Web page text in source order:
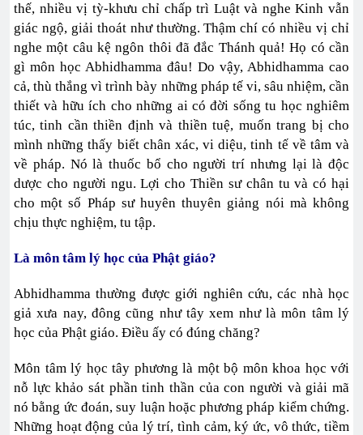
thế, nhiều vị tỳ-khưu chỉ chấp trì Luật và nghe Kinh vẫn
giác ngộ, giải thoát như thường. Thậm chí có nhiều vị chỉ
nghe một câu kệ ngôn thôi đã đắc Thánh quả! Họ có cần
gì môn học Abhidhamma đâu! Do vậy, Abhidhamma cao
cả, thù thắng vì trình bày những pháp tế vi, sâu nhiệm, cần
thiết và hữu ích cho những ai có đời sống tu học nghiêm
túc, tinh cần thiền định và thiền tuệ, muốn trang bị cho
mình những thấy biết chân xác, vi diệu, tinh tế về tâm và
về pháp. Nó là thuốc bổ cho người trí nhưng lại là độc
dược cho người ngu. Lợi cho Thiền sư chân tu và có hại
cho một số Pháp sư huyên thuyên giảng nói mà không
chịu thực nghiệm, tu tập.
Là môn tâm lý học của Phật giáo?
Abhidhamma thường được giới nghiên cứu, các nhà học
giả xưa nay, đông cũng như tây xem như là môn tâm lý
học của Phật giáo. Điều ấy có đúng chăng?
Môn tâm lý học tây phương là một bộ môn khoa học với
nỗ lực khảo sát phần tinh thần của con người và giải mã
nó bằng ức đoán, suy luận hoặc phương pháp kiểm chứng.
Những hoạt động của lý trí, tình cảm, ký ức, vô thức, tiềm